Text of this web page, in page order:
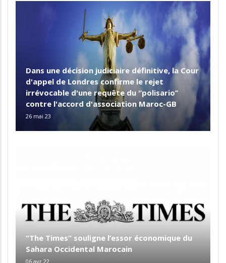
Dans une décision judiciaire définitive, la Cour
d'appel de Londres confirme le rejet
irrévocable d'une requête du '’polisario’’
contre l'accord d'association Maroc-GB
26 mai 23
“The Times” souligne l’essor économique du
Sahara Occidental Marocain
06 avr 22